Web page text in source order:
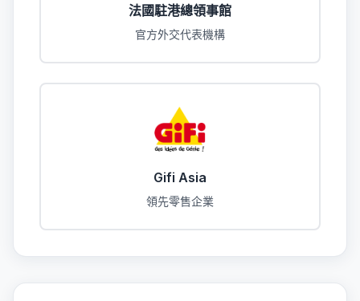
法國駐港總領事館
官方外交代表機構
Gifi Asia
領先零售企業